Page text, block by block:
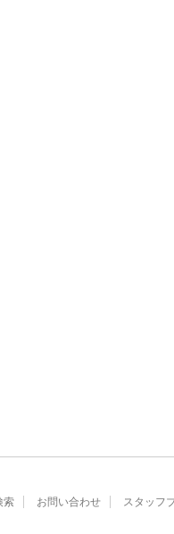
索 お問い合わせ スタッフ